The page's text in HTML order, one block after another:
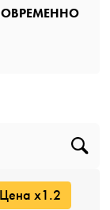
Цена x1.2